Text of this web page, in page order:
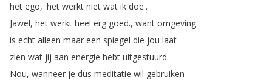
het ego, 'het werkt niet wat ik doe'.
Jawel, het werkt heel erg goed., want omgeving
is echt alleen maar een spiegel die jou laat
zien wat jij aan energie hebt uitgestuurd.
Nou, wanneer je dus meditatie wil gebruiken